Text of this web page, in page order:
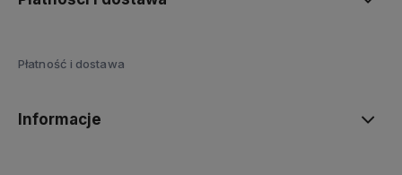
Płatność i dostawa
Informacje